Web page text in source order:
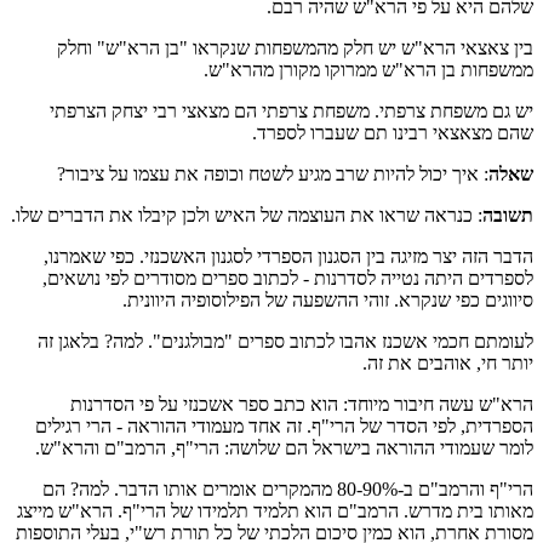
שלהם היא על פי הרא"ש שהיה רבם.
בין צאצאי הרא"ש יש חלק מהמשפחות שנקראו "בן הרא"ש" וחלק
ממשפחות בן הרא"ש ממרוקו מקורן מהרא"ש.
יש גם משפחת צרפתי. משפחת צרפתי הם מצאצי רבי יצחק הצרפתי
שהם מצאצאי רבינו תם שעברו לספרד.
שאלה: איך יכול להיות שרב מגיע לשטח וכופה את עצמו על ציבור?
תשובה: כנראה שראו את העוצמה של האיש ולכן קיבלו את הדברים שלו.
הדבר הזה יצר מזיגה בין הסגנון הספרדי לסגנון האשכנזי. כפי שאמרנו,
לספרדים היתה נטייה לסדרנות - לכתוב ספרים מסודרים לפי נושאים,
סיווגים כפי שנקרא. זוהי ההשפעה של הפילוסופיה היוונית.
לעומתם חכמי אשכנז אהבו לכתוב ספרים "מבולגנים". למה? בלאגן זה
יותר חי, אוהבים את זה.
הרא"ש עשה חיבור מיוחד: הוא כתב ספר אשכנזי על פי הסדרנות
הספרדית, לפי הסדר של הרי"ף. זה אחד מעמודי ההוראה - הרי רגילים
לומר שעמודי ההוראה בישראל הם שלושה: הרי"ף, הרמב"ם והרא"ש.
הרי"ף והרמב"ם ב-80-90% מהמקרים אומרים אותו הדבר. למה? הם
מאותו בית מדרש. הרמב"ם הוא תלמיד תלמידו של הרי"ף. הרא"ש מייצג
מסורת אחרת, הוא כמין סיכום הלכתי של כל תורת רש"י, בעלי התוספות